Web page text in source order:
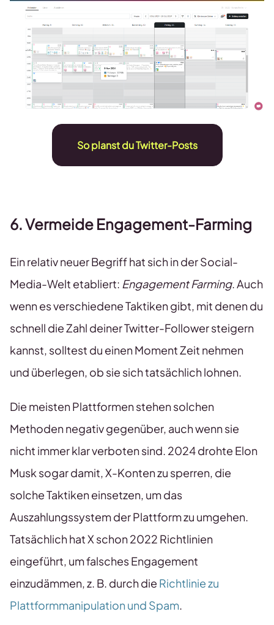
So planst du Twitter-Posts
6. Vermeide Engagement-Farming
Ein relativ neuer Begriff hat sich in der Social-
Media-Welt etabliert: Engagement Farming. Auch
wenn es verschiedene Taktiken gibt, mit denen du
schnell die Zahl deiner Twitter-Follower steigern
kannst, solltest du einen Moment Zeit nehmen
und überlegen, ob sie sich tatsächlich lohnen.
Die meisten Plattformen stehen solchen
Methoden negativ gegenüber, auch wenn sie
nicht immer klar verboten sind. 2024 drohte Elon
Musk sogar damit, X-Konten zu sperren, die
solche Taktiken einsetzen, um das
Auszahlungssystem der Plattform zu umgehen.
Tatsächlich hat X schon 2022 Richtlinien
eingeführt, um falsches Engagement
einzudämmen, z. B. durch die Richtlinie zu
Plattformmanipulation und Spam.